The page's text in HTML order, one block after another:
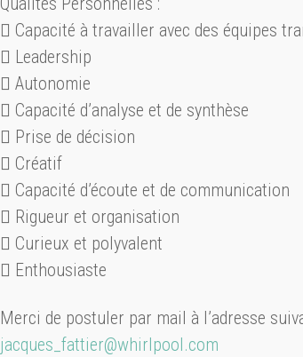
 Capacité à travailler avec des équipes
 Leadership
 Autonomie
 Capacité d’analyse et de synthèse
 Prise de décision
 Créatif
 Capacité d’écoute et de communication
 Rigueur et organisation
 Curieux et polyvalent
 Enthousiaste
Merci de postuler par mail à l’adresse
jacques_fattier@whirlpool.com